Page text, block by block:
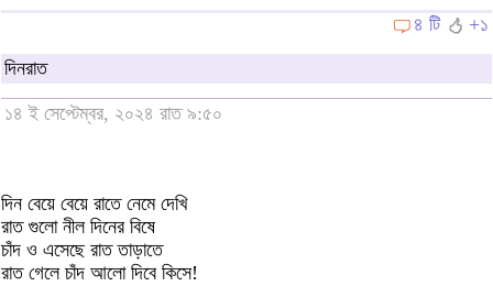
৪ টি
+১
দিনরাত
১৪ ই সেপ্টেম্বর, ২০২৪ রাত ৯:৫০
দিন বেয়ে বেয়ে রাতে নেমে দেখি
রাত গুলো নীল দিনের বিষে
চাঁদ ও এসেছে রাত তাড়াতে
রাত গেলে চাঁদ আলো দিবে কিসে!